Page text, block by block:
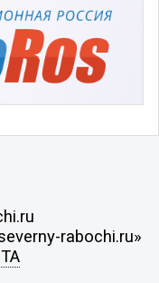
rabochi.ru»